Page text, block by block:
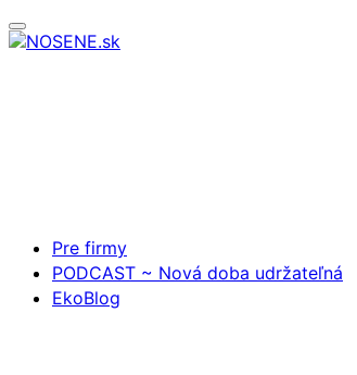
Pre firmy
PODCAST ~ Nová doba udržateľná
EkoBlog